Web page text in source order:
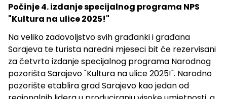
Počinje 4. izdanje specijalnog programa NPS
"Kultura na ulice 2025!"
Na veliko zadovoljstvo svih građanki i građana
Sarajeva te turista naredni mjeseci bit će rezervisani
za četvrto izdanje specijalnog programa Narodnog
pozorišta Sarajevo "Kultura na ulice 2025!". Narodno
pozorište etablira grad Sarajevo kao jedan od